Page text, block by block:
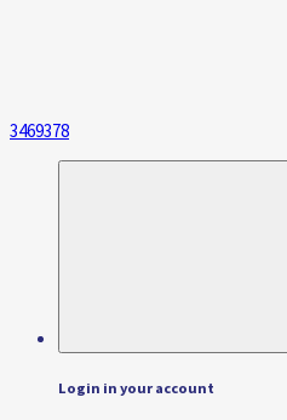
3469378
Login in your account